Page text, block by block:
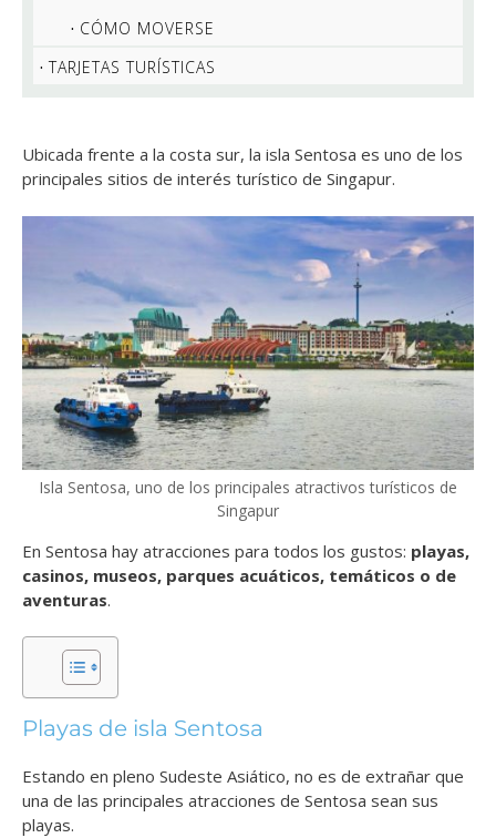
CÓMO MOVERSE
TARJETAS TURÍSTICAS
Ubicada frente a la costa sur, la isla Sentosa es uno de los
principales sitios de interés turístico de Singapur.
Isla Sentosa, uno de los principales atractivos turísticos de
Singapur
En Sentosa hay atracciones para todos los gustos: playas,
casinos, museos, parques acuáticos, temáticos o de
aventuras.
Playas de isla Sentosa
Estando en pleno Sudeste Asiático, no es de extrañar que
una de las principales atracciones de Sentosa sean sus
playas.